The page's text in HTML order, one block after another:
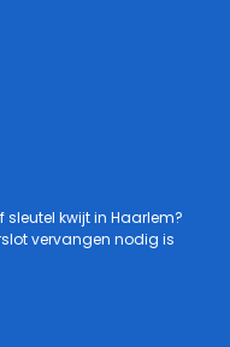
sleutel kwijt in Haarlem?
vervangen nodig is